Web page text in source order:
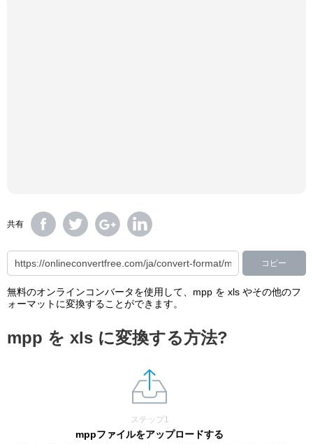
共有
コピー
無料のオンラインコンバータを使用して、mpp を xls やその他のフ
ォーマットに変換することができます。
mpp を xls に変換する方法?
ステップ1
mppファイルをアップロードする